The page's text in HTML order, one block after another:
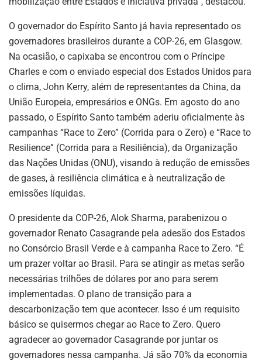
O governador do Espírito Santo já havia representado os
governadores brasileiros durante a COP-26, em Glasgow.
Na ocasião, o capixaba se encontrou com o Príncipe
Charles e com o enviado especial dos Estados Unidos para
o clima, John Kerry, além de representantes da China, da
União Europeia, empresários e ONGs. Em agosto do ano
passado, o Espírito Santo também aderiu oficialmente às
campanhas “Race to Zero” (Corrida para o Zero) e “Race to
Resilience” (Corrida para a Resiliência), da Organização
das Nações Unidas (ONU), visando à redução de emissões
de gases, à resiliência climática e à neutralização de
emissões líquidas.
O presidente da COP-26, Alok Sharma, parabenizou o
governador Renato Casagrande pela adesão dos Estados
no Consórcio Brasil Verde e à campanha Race to Zero. “É
um prazer voltar ao Brasil. Para se atingir as metas serão
necessárias trilhões de dólares por ano para serem
implementadas. O plano de transição para a
descarbonização tem que acontecer. Isso é um requisito
básico se quisermos chegar ao Race to Zero. Quero
agradecer ao governador Casagrande por juntar os
governadores nessa campanha. Já são 70% da economia